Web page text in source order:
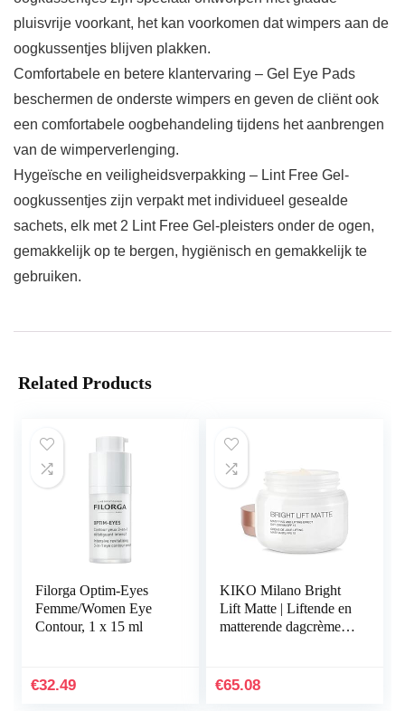
pluisvrije voorkant, het kan voorkomen dat wimpers aan de
oogkussentjes blijven plakken.
Comfortabele en betere klantervaring – Gel Eye Pads
beschermen de onderste wimpers en geven de cliënt ook
een comfortabele oogbehandeling tijdens het aanbrengen
van de wimperverlenging.
Hygeïsche en veiligheidsverpakking – Lint Free Gel-
oogkussentjes zijn verpakt met individueel gesealde
sachets, elk met 2 Lint Free Gel-pleisters onder de ogen,
gemakkelijk op te bergen, hygiënisch en gemakkelijk te
gebruiken.
Related Products
Filorga Optim-Eyes
Femme/Women Eye
Contour, 1 x 15 ml
€32.49
KIKO Milano Bright
Lift Matte | Liftende en
matterende dagcrème
€65.08